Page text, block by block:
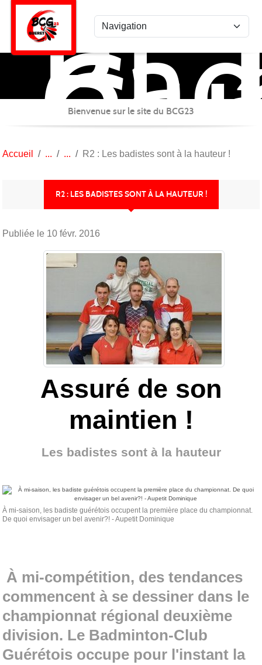
Bienvenue sur le site du BCG23
Accueil R2 : Les badistes sont à la hauteur !
R2 : LES BADISTES SONT À LA HAUTEUR !
Publiée le 10 févr. 2016
Assuré de son
maintien !
Les badistes sont à la hauteur
À mi-saison, les badiste guérétois occupent la première place du championnat.
De quoi envisager un bel avenir?! - Aupetit Dominique
À mi-compétition, des tendances
commencent à se dessiner dans le
championnat régional deuxième
division. Le Badminton-Club
Guérétois occupe pour l'instant la
Panneau de gestion des cookies